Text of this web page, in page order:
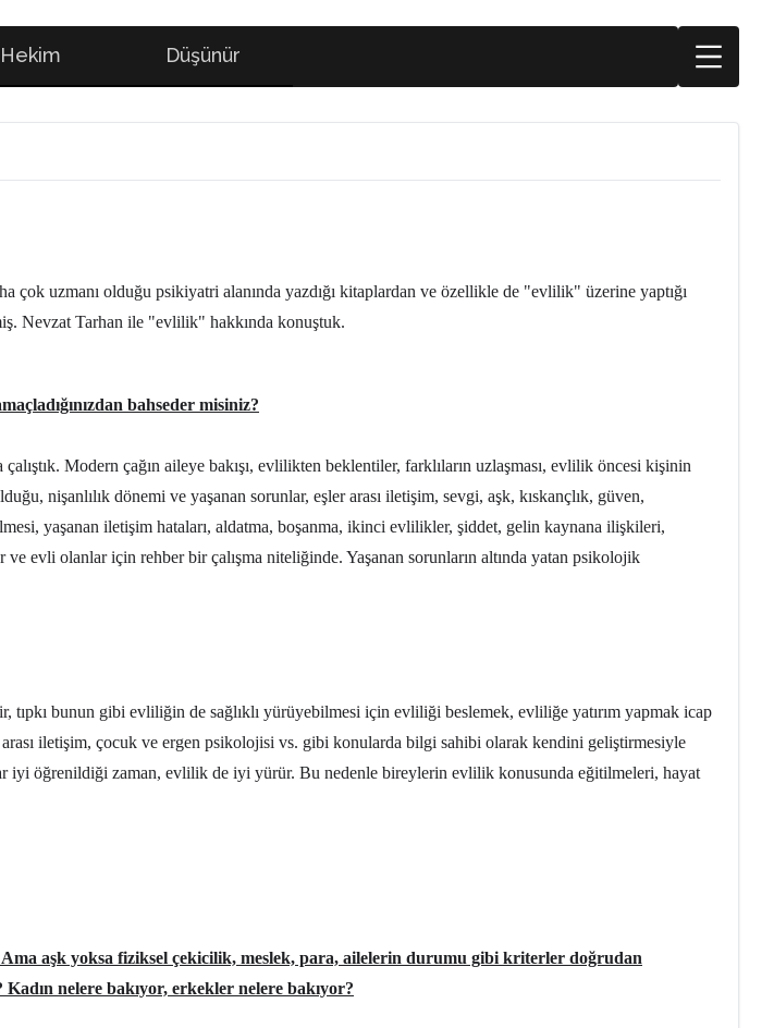
Hekim Düşünür
uzmanı olduğu psikiyatri alanında yazdığı kitaplardan ve özellikle de "evlilik" üzerine yaptığı
Nevzat Tarhan ile "evlilik" hakkında konuştuk.
bahseder misiniz?
Modern çağın aileye bakışı, evlilikten beklentiler, farklıların uzlaşması, evlilik öncesi kişinin
nişanlılık dönemi ve yaşanan sorunlar, eşler arası iletişim, sevgi, aşk, kıskançlık, güven,
yaşanan iletişim hataları, aldatma, boşanma, ikinci evlilikler, şiddet, gelin kaynana ilişkileri,
evli olanlar için rehber bir çalışma niteliğinde. Yaşanan sorunların altında yatan psikolojik
bunun gibi evliliğin de sağlıklı yürüyebilmesi için evliliği beslemek, evliliğe yatırım yapmak icap
arası iletişim, çocuk ve ergen psikolojisi vs. gibi konularda bilgi sahibi olarak kendini geliştirmesiyle
iyi öğrenildiği zaman, evlilik de iyi yürür. Bu nedenle bireylerin evlilik konusunda eğitilmeleri, hayat
aşk yoksa fiziksel çekicilik, meslek, para, ailelerin durumu gibi kriterler doğrudan
nelere bakıyor, erkekler nelere bakıyor?